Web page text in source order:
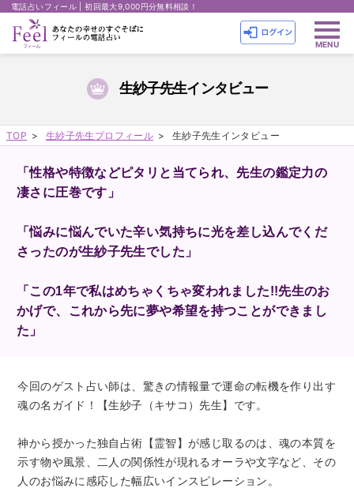
電話占いフィール | 初回最大9,000円分無料相談！
生紗子先生インタビュー
TOP 生紗子先生プロフィール 生紗子先生インタビュー
「性格や特徴などピタリと当てられ、先生の鑑定力の
凄さに圧巻です」
「悩みに悩んでいた辛い気持ちに光を差し込んでくだ
さったのが生紗子先生でした」
「この1年で私はめちゃくちゃ変われました!!先生のお
かげで、これから先に夢や希望を持つことができまし
た」
今回のゲスト占い師は、驚きの情報量で運命の転機を作り出す
魂の名ガイド！【生紗子（キサコ）先生】です。
神から授かった独自占術【霊智】が感じ取るのは、魂の本質を
示す物や風景、二人の関係性が現れるオーラや文字など、その
人のお悩みに感応した幅広いインスピレーション。